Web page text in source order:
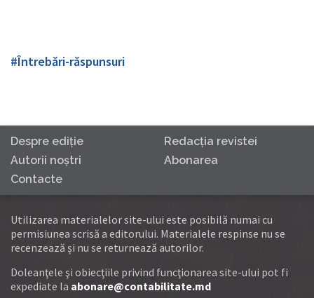
#Întrebări-răspunsuri
Despre ediţie
Redacţia revistei
Autorii noştri
Abonarea
Contacte
Utilizarea materialelor site-ului este posibilă numai cu
permisiunea scrisă a editorului. Materialele respinse nu se
recenzează și nu se returnează autorilor.
Doleanţele şi obiecţiile privind funcţionarea site-ului pot fi
expediate la abonare@contabilitate.md